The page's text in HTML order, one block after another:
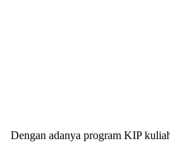
Dengan adanya program KIP